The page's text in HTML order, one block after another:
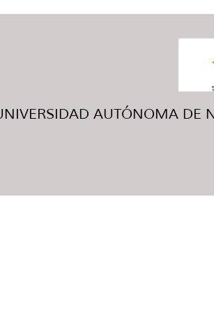
AUTÓNOMA DE